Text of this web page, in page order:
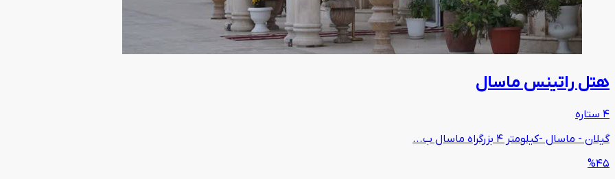
هتل راتینس ماسال
4 ستاره
گیلان - ماسال -کیلومتر ۴ بزرگراه ماسال ب...
%45